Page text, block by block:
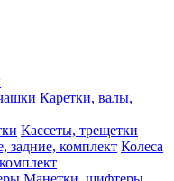
Каретки, валы,
Кассеты, трещетки
Колеса